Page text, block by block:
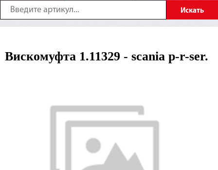
Вискомуфта 1.11329 - scania p-r-ser.